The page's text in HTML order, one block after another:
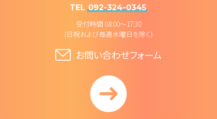
TEL 092-324-0345
受付時間 08:00～17:30
(日祝および毎週水曜日を除く)
お問い合わせフォーム